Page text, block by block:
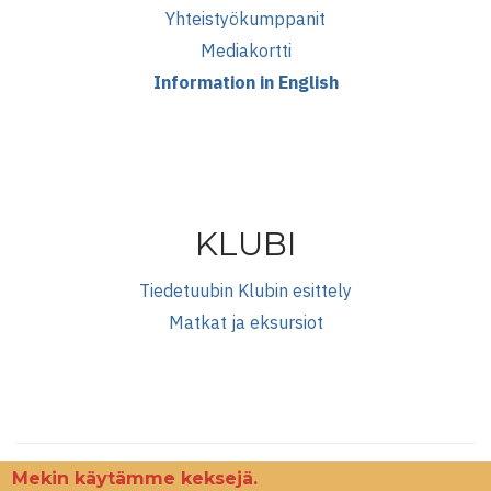
Yhteistyökumppanit
Mediakortti
Information in English
KLUBI
Tiedetuubin Klubin esittely
Matkat ja eksursiot
Mekin käytämme keksejä.